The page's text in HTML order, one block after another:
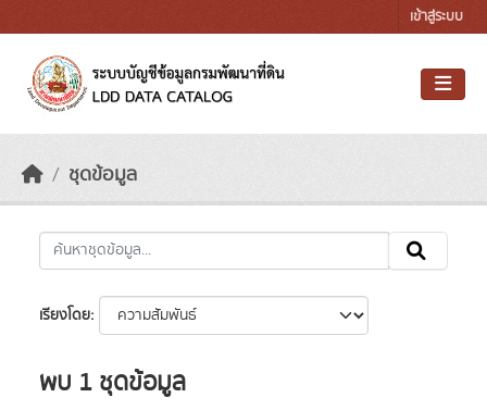
เข้าสู่ระบบ
ชุดข้อมูล
เรียงโดย
พบ 1 ชุดข้อมูล